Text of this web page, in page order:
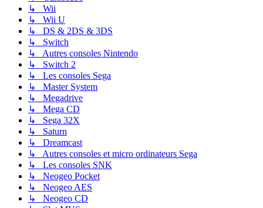
↳ Wii
↳ Wii U
↳ DS & 2DS & 3DS
↳ Switch
↳ Autres consoles Nintendo
↳ Switch 2
↳ Les consoles Sega
↳ Master System
↳ Megadrive
↳ Mega CD
↳ Sega 32X
↳ Saturn
↳ Dreamcast
↳ Autres consoles et micro ordinateurs Sega
↳ Les consoles SNK
↳ Neogeo Pocket
↳ Neogeo AES
↳ Neogeo CD